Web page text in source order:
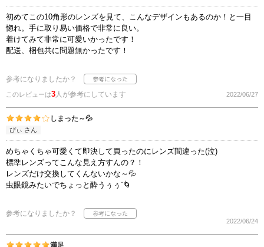
初めてこの10角形のレンズを見て、こんなデザインもあるのか！と一目
惚れ。手に取り易い価格で非常に良い。
着けてみて非常に可愛いかったです！
配送、梱包共に問題無かったです！
参考になりましたか？
このレビューは3人が参考にしています 2022/06/27
しまった～💦
ぴぃ さん
めちゃくちゃ可愛くて即決して買ったのにレンズ間違った(泣)
標準レンズってこんな見え方すんの？！
レンズだけ交換してくんないかな～💦
虫眼鏡みたいでちょっと酔うぅぅ¨🌀
参考になりましたか？
2022/06/24